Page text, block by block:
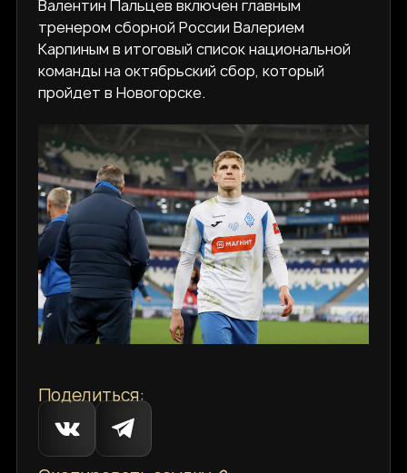
Валентин Пальцев включен главным
тренером сборной России Валерием
Карпиным в итоговый список национальной
команды на октябрьский сбор, который
пройдет в Новогорске.
Поделиться: